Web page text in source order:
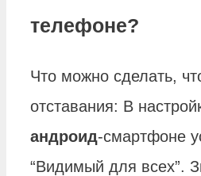
телефоне?
Что можно сделать,
отставания: В
андроид-смартфоне
“Видимый для всех”.